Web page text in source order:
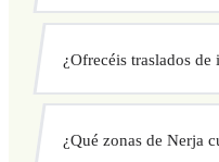
cerrado antes de salir. Sin
Consulta tu precio al
¿Ofrecéis traslados de
directamente desde
¿Qué zonas de Nerja